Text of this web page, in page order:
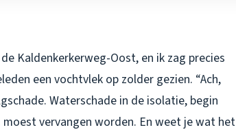
Kaldenkerkerweg-Oost, en ik zag precies
een vochtvlek op zolder gezien. “Ach,
Waterschade in de isolatie, begin
vervangen worden. En weet je wat het